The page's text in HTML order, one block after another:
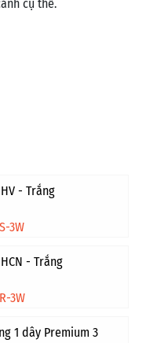
cụ thể.
- Trắng
3W
- Trắng
3W
1 dây Premium 3